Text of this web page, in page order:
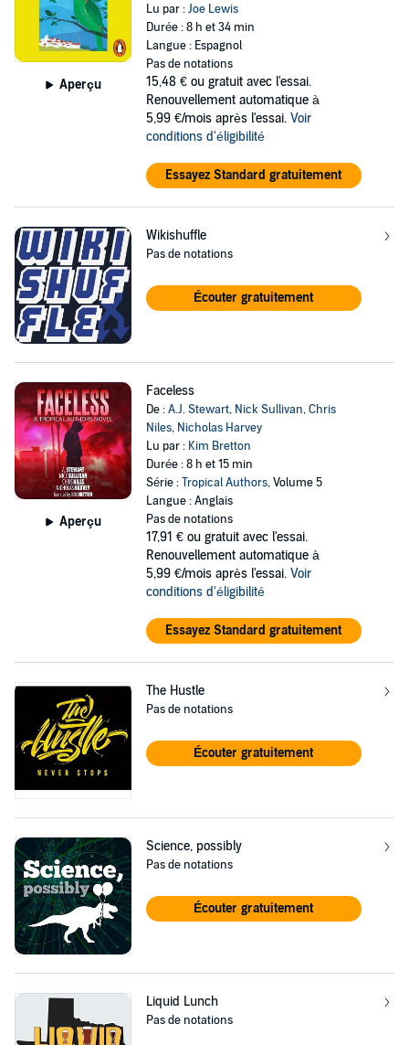
Aperçu
Lu par :Joe Lewis
Durée : 8 h et 34 min
Langue : Espagnol
Pas de notations
15,48 € ou gratuit avec l'essai.
Renouvellement automatique à
5,99 €/mois après l'essai. Voir
conditions d'éligibilité
Essayez Standard gratuitement
Wikishuffle
Pas de notations
Écouter gratuitement
Aperçu
Faceless
De :A.J. Stewart, Nick Sullivan,Chris
Niles, Nicholas Harvey
Lu par : Kim Bretton
Durée : 8 h et 15 min
Série :Tropical Authors, Volume 5
Langue : Anglais
Pas de notations
17,91 € ou gratuit avec l'essai.
Renouvellement automatique à
5,99 €/mois après l'essai. Voir
conditions d'éligibilité
Essayez Standard gratuitement
The Hustle
Pas de notations
Écouter gratuitement
Science, possibly
Pas de notations
Écouter gratuitement
Liquid Lunch
Pas de notations